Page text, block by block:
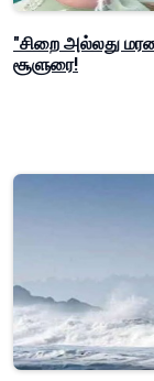
"சிறை அல்லது
சூளுரை!